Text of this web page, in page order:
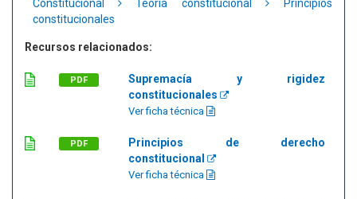
Constitucional
Teoría constitucional
Principios
constitucionales
Recursos relacionados:
PDF
Supremacía y rigidez
constitucionales
Ver ficha técnica
PDF
Principios de derecho
constitucional
Ver ficha técnica